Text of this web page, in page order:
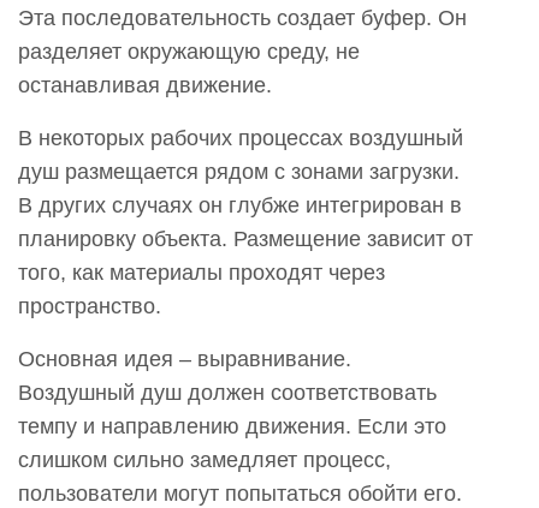
Эта последовательность создает буфер. Он
разделяет окружающую среду, не
останавливая движение.
В некоторых рабочих процессах воздушный
душ размещается рядом с зонами загрузки.
В других случаях он глубже интегрирован в
планировку объекта. Размещение зависит от
того, как материалы проходят через
пространство.
Основная идея – выравнивание.
Воздушный душ должен соответствовать
темпу и направлению движения. Если это
слишком сильно замедляет процесс,
пользователи могут попытаться обойти его.